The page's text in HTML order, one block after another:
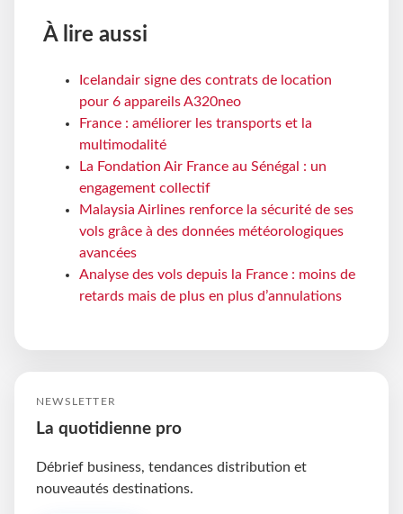
À lire aussi
Icelandair signe des contrats de location
pour 6 appareils A320neo
France : améliorer les transports et la
multimodalité
La Fondation Air France au Sénégal : un
engagement collectif
Malaysia Airlines renforce la sécurité de ses
vols grâce à des données météorologiques
avancées
Analyse des vols depuis la France : moins de
retards mais de plus en plus d’annulations
NEWSLETTER
La quotidienne pro
Débrief business, tendances distribution et
nouveautés destinations.